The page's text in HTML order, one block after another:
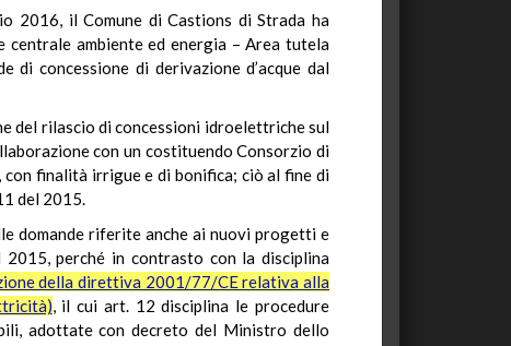
il Comune di Castions di Strada ha
ambiente ed energia – Area tutela
di concessione di derivazione d’acque dal
del rilascio di concessioni idroelettriche sul
con un costituendo Consorzio di
finalità irrigue e di bonifica; ciò al fine di
del 2015.
domande riferite anche ai nuovi progetti e
2015, perché in contrasto con la disciplina
della direttiva 2001/77/CE relativa alla
, il cui art. 12 disciplina le procedure
adottate con decreto del Ministro dello